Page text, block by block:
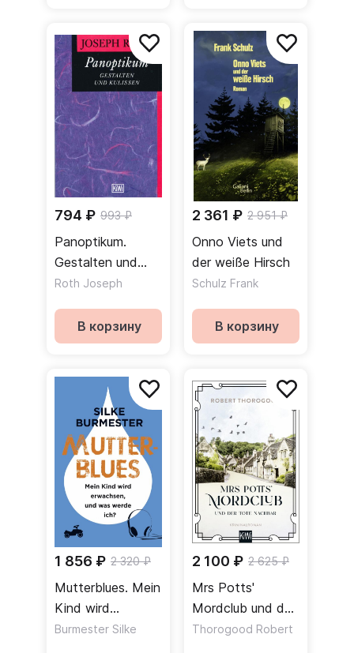
794 ₽ 993 ₽
Panoptikum.
Gestalten und
Kulissen
Roth Joseph
В корзину
2 361 ₽ 2 951 ₽
Onno Viets und
der weiße Hirsch
Schulz Frank
В корзину
1 856 ₽ 2 320 ₽
Mutterblues. Mein
Kind wird
erwachsen, und
Burmester Silke
2 100 ₽ 2 625 ₽
Mrs Potts'
Mordclub und der
tote Nachbar
Thorogood Robert